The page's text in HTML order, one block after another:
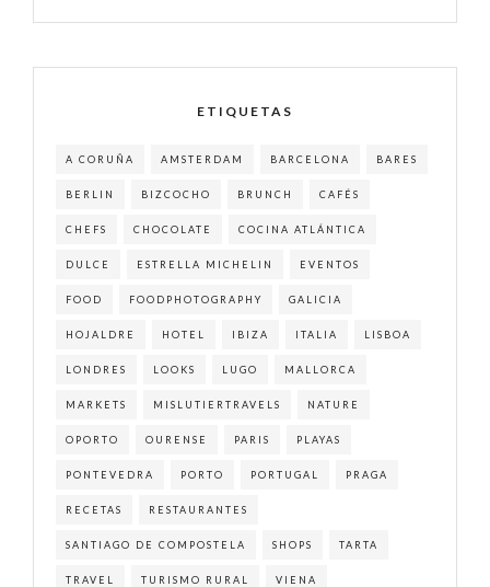
ETIQUETAS
A CORUÑA AMSTERDAM BARCELONA BARES
BERLIN BIZCOCHO BRUNCH CAFÉS
CHEFS CHOCOLATE COCINA ATLÁNTICA
DULCE ESTRELLA MICHELIN EVENTOS
FOOD FOODPHOTOGRAPHY GALICIA
HOJALDRE HOTEL IBIZA ITALIA LISBOA
LONDRES LOOKS LUGO MALLORCA
MARKETS MISLUTIERTRAVELS NATURE
OPORTO OURENSE PARIS PLAYAS
PONTEVEDRA PORTO PORTUGAL PRAGA
RECETAS RESTAURANTES
SANTIAGO DE COMPOSTELA SHOPS TARTA
TRAVEL TURISMO RURAL VIENA